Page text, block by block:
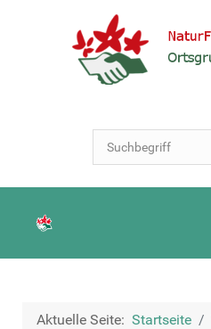
Aktuelle Seite: Startseite